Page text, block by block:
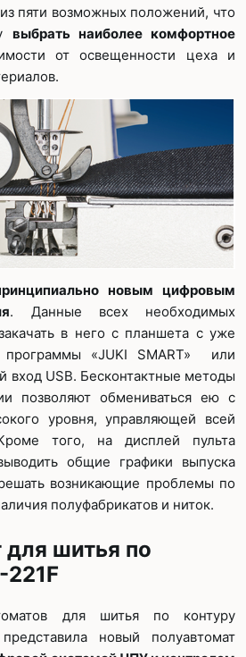
пяти возможных положений, что
выбрать наиболее комфортное
от освещенности цеха и
новым цифровым
. Данные всех необходимых
в него с планшета с уже
программы «JUKI SMART» или
вход USB. Бесконтактные методы
позволяют обмениваться ею с
уровня, управляющей всей
того, на дисплей пульта
общие графики выпуска
возникающие проблемы по
полуфабрикатов и ниток.
для шитья по
221F
для шитья по контуру
новый полуавтомат